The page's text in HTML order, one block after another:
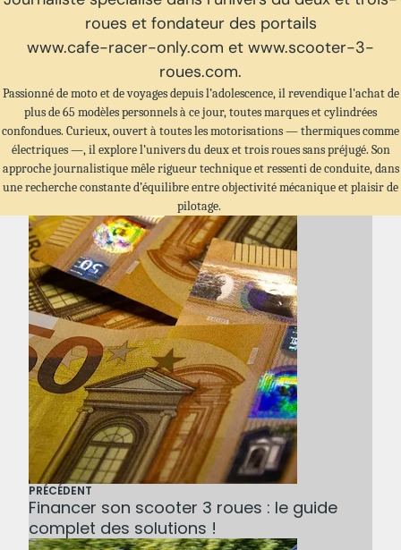
roues et fondateur des portails
www.cafe-racer-only.com et www.scooter-3-
roues.com.
Passionné de moto et de voyages depuis l’adolescence, il revendique l'achat de
plus de 65 modèles personnels à ce jour, toutes marques et cylindrées
confondues. Curieux, ouvert à toutes les motorisations — thermiques comme
électriques —, il explore l’univers du deux et trois roues sans préjugé. Son
approche journalistique mêle rigueur technique et ressenti de conduite, dans
une recherche constante d’équilibre entre objectivité mécanique et plaisir de
pilotage.
PRÉCÉDENT
Financer son scooter 3 roues : le guide
complet des solutions !